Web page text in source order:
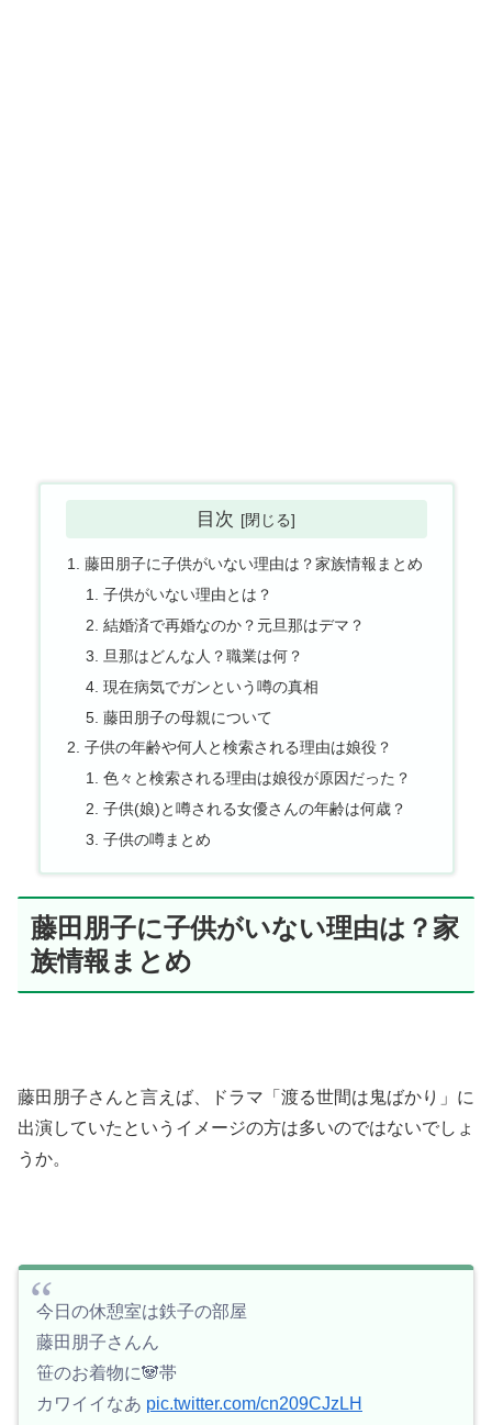
目次
藤田朋子に子供がいない理由は？家族情報まとめ
子供がいない理由とは？
結婚済で再婚なのか？元旦那はデマ？
旦那はどんな人？職業は何？
現在病気でガンという噂の真相
藤田朋子の母親について
子供の年齢や何人と検索される理由は娘役？
色々と検索される理由は娘役が原因だった？
子供(娘)と噂される女優さんの年齢は何歳？
子供の噂まとめ
藤田朋子に子供がいない理由は？家
族情報まとめ
藤田朋子さんと言えば、ドラマ「渡る世間は鬼ばかり」に
出演していたというイメージの方は多いのではないでしょ
うか。
今日の休憩室は鉄子の部屋
藤田朋子さんん
笹のお着物に🐼帯
カワイイなあ pic.twitter.com/cn209CJzLH